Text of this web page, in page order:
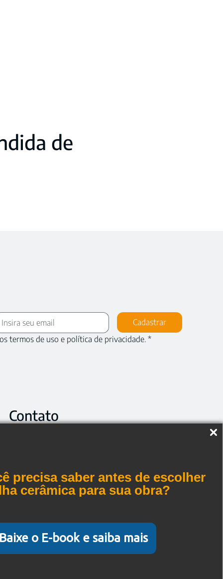
precisa saber antes de escolher
cerâmica para sua obra?
o E-book e saiba mais
de
Cadastrar
termos de uso e política de privacidade. *
Contato
atendimento@toptelha.com.br
Rodovia Anhangüera, km 184,6 - Distrito